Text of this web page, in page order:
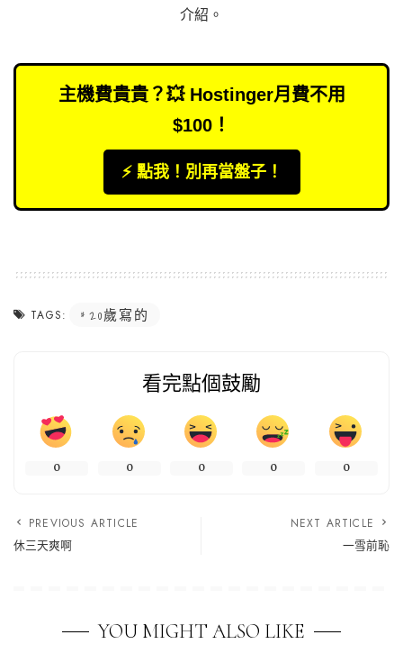
介紹 。
主機費貴貴？💥 Hostinger月費不用
$100！
⚡️ 點我！別再當盤子！
TAGS: 20歲寫的
看完點個鼓勵
0 0 0 0 0
PREVIOUS ARTICLE
休三天爽啊
NEXT ARTICLE
一雪前恥
YOU MIGHT ALSO LIKE